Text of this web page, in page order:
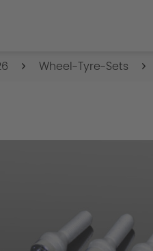
Wheel-Tyre-Sets